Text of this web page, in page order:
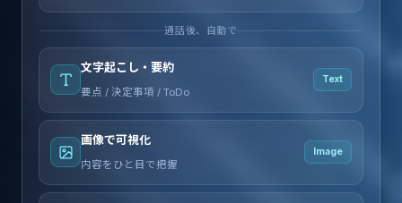
通話後、自動で
文字起こし・要約
要点 / 決定事項 / ToDo
Text
画像で可視化
内容をひと目で把握
Image